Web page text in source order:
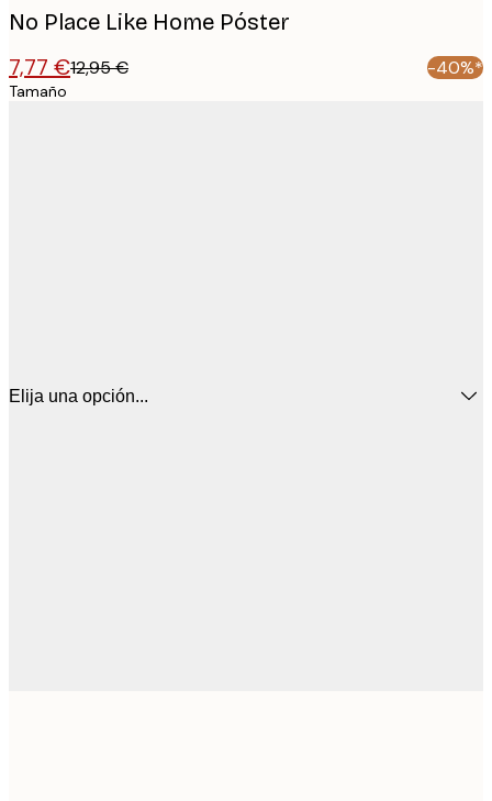
No Place Like Home Póster
7,77 €12,95 € -40%*
Tamaño
Elija una opción...